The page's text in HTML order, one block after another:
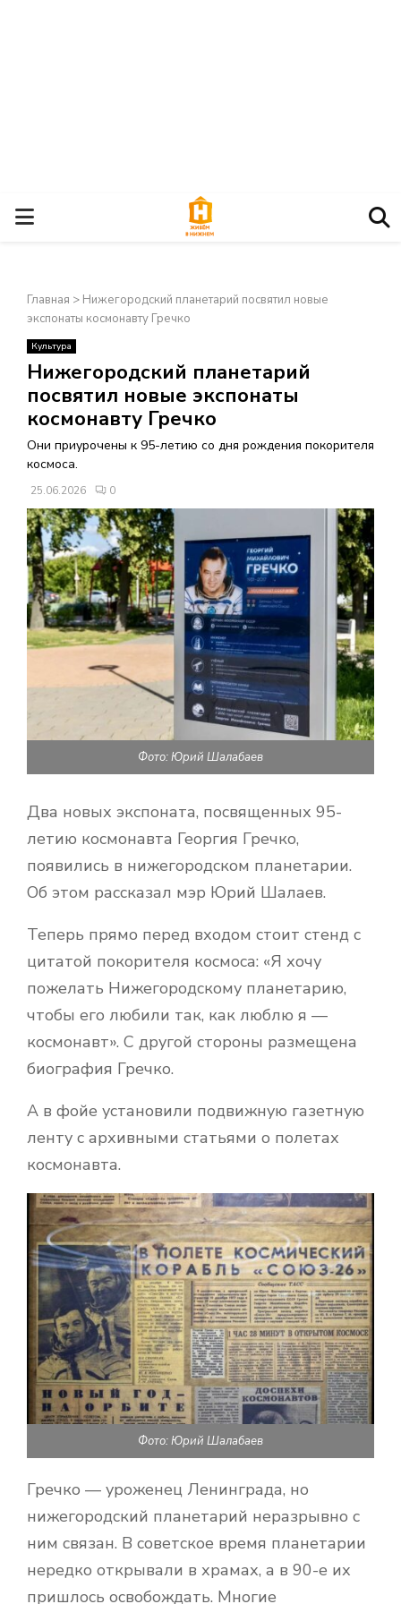
О
Н
О
В
Н
О
Е
М
Е
Ю
Главная > Нижегородский планетарий посвятил новые
экспонаты космонавту Гречко
Культура
Нижегородский планетарий
посвятил новые экспонаты
космонавту Гречко
Они приурочены к 95-летию со дня рождения покорителя
космоса.
25.06.2026 0
Фото: Юрий Шалабаев
Два новых экспоната, посвященных 95-
летию космонавта Георгия Гречко,
появились в нижегородском планетарии.
Об этом рассказал мэр Юрий Шалаев.
Теперь прямо перед входом стоит стенд с
цитатой покорителя космоса: «Я хочу
пожелать Нижегородскому планетарию,
чтобы его любили так, как люблю я —
космонавт». С другой стороны размещена
биография Гречко.
А в фойе установили подвижную газетную
ленту с архивными статьями о полетах
космонавта.
Фото: Юрий Шалабаев
Гречко — уроженец Ленинграда, но
нижегородский планетарий неразрывно с
ним связан. В советское время планетарии
нередко открывали в храмах, а в 90-е их
пришлось освобождать. Многие